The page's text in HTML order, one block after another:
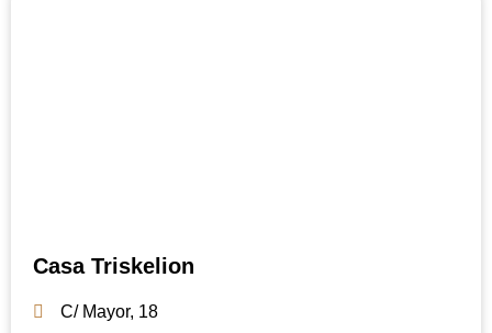
Casa Triskelion
C/ Mayor, 18